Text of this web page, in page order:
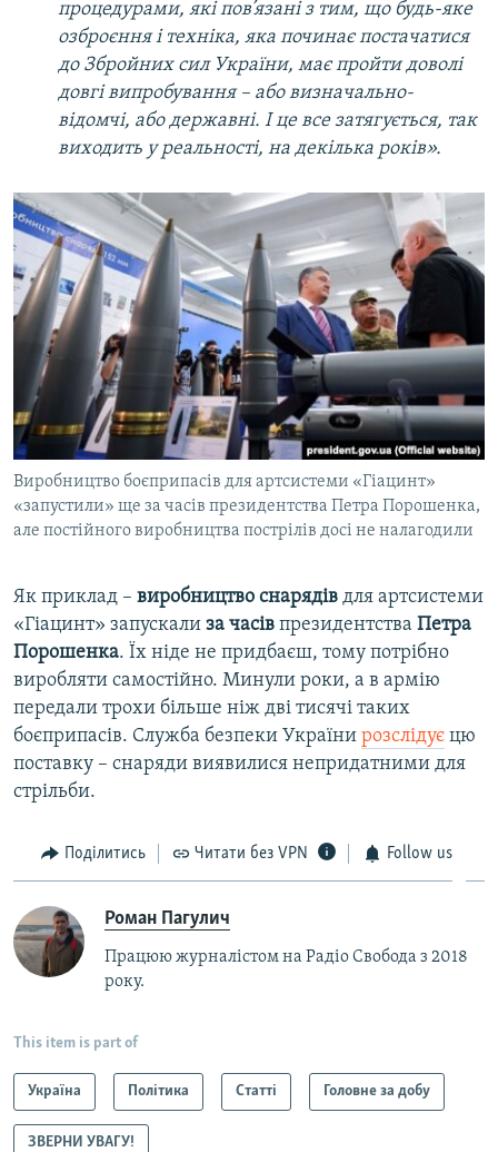
процедурами, які пов’язані з тим, що будь-яке
озброєння і техніка, яка починає постачатися
до Збройних сил України, має пройти доволі
довгі випробування – або визначально-
відомчі, або державні. І це все затягується, так
виходить у реальності, на декілька років».
Виробництво боєприпасів для артсистеми «Гіацинт»
«запустили» ще за часів президентства Петра Порошенка,
але постійного виробництва пострілів досі не налагодили
Як приклад – виробництво снарядів для артсистеми
«Гіацинт» запускали за часів президентства Петра
Порошенка. Їх ніде не придбаєш, тому потрібно
виробляти самостійно. Минули роки, а в армію
передали трохи більше ніж дві тисячі таких
боєприпасів. Служба безпеки України розслідує цю
поставку – снаряди виявилися непридатними для
стрільби.
Поділитись Читати без VPN Follow us
Роман Пагулич
Працюю журналістом на Радіо Свобода з 2018
року.
This item is part of
Україна Політика Статті Головне за добу
ЗВЕРНИ УВАГУ!